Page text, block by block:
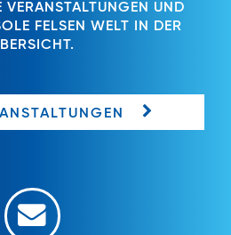
VERANSTALTUNGEN UND
FELSEN WELT IN DER